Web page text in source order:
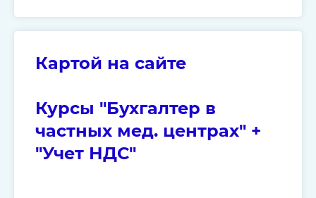
Картой на сайте
Курсы "Бухгалтер в
частных мед. центрах" +
"Учет НДС"